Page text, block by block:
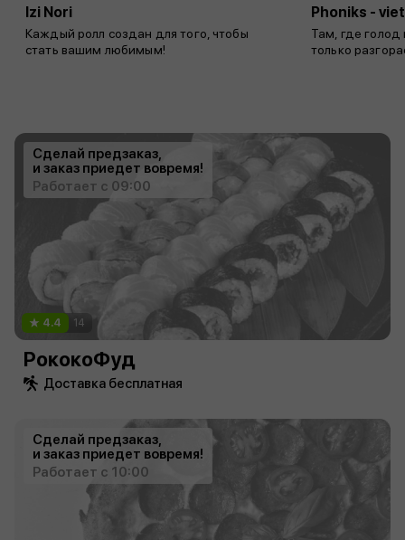
Izi Nori
Каждый ролл создан для того, чтобы
стать вашим любимым!
Phoniks -
Там, где голод
только
Сделай предзаказ,
и заказ приедет вовремя!
Работает с 09:00
4.4 14
РококоФуд
Доставка бесплатная
Сделай предзаказ,
и заказ приедет вовремя!
Работает с 10:00